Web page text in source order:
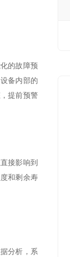
的故障预
备内部的
提前预警
接影响到
和剩余寿
分析，系